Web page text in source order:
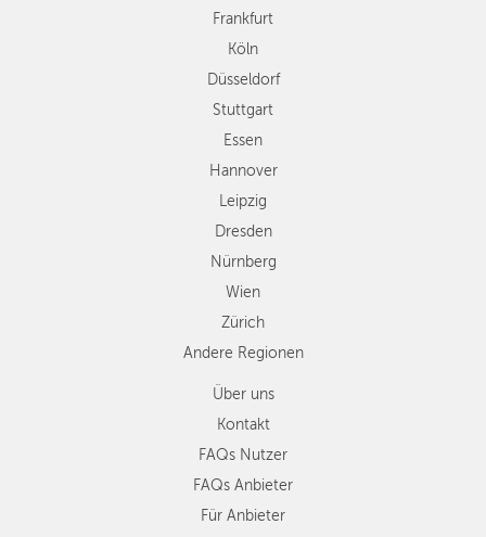
Dresden
Nürnberg
Wien
Zürich
Andere
Regionen
Frankfurt
Köln
Düsseldorf
Stuttgart
Essen
Hannover
Leipzig
Dresden
Nürnberg
Wien
Zürich
Andere Regionen
Über uns
Kontakt
FAQs Nutzer
FAQs Anbieter
Für Anbieter